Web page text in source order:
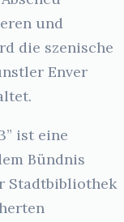
und
die szenische
Enver
ist eine
Bündnis
Stadtbibliothek